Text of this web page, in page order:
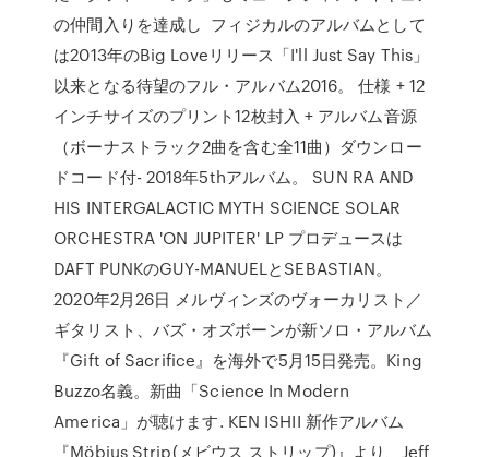
の仲間入りを達成し フィジカルのアルバムとして
は2013年のBig Loveリリース「I'll Just Say This」
以来となる待望のフル・アルバム2016。 仕様 + 12
インチサイズのプリント12枚封入 + アルバム音源
（ボーナストラック2曲を含む全11曲）ダウンロー
ドコード付- 2018年5thアルバム。 SUN RA AND
HIS INTERGALACTIC MYTH SCIENCE SOLAR
ORCHESTRA 'ON JUPITER' LP プロデュースは
DAFT PUNKのGUY-MANUELとSEBASTIAN。
2020年2月26日 メルヴィンズのヴォーカリスト／
ギタリスト、バズ・オズボーンが新ソロ・アルバム
『Gift of Sacrifice』を海外で5月15日発売。King
Buzzo名義。新曲「Science In Modern
America」が聴けます. KEN ISHII 新作アルバム
『Möbius Strip(メビウス ストリップ)』より、Jeff